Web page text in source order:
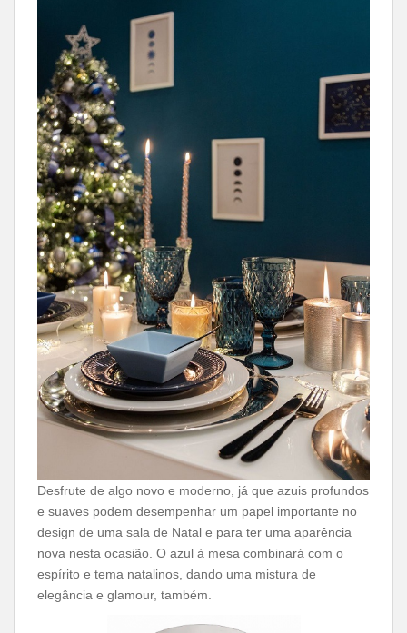
Desfrute de algo novo e moderno, já que azuis profundos
e suaves podem desempenhar um papel importante no
design de uma sala de Natal e para ter uma aparência
nova nesta ocasião. O azul à mesa combinará com o
espírito e tema natalinos, dando uma mistura de
elegância e glamour, também.